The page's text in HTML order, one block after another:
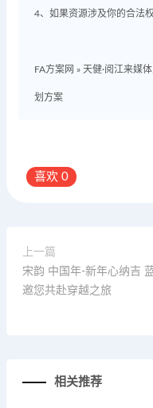
4、如果资源涉及你的合法
FA方案网 » 天健·阅江来媒
划方案
喜欢 0
上一篇
宋韵 中国年-新年心纳吉
邀您共赴穿越之旅
相关推荐